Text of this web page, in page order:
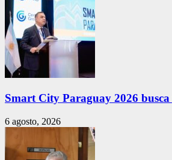
Smart City Paraguay 2026
6 agosto, 2026